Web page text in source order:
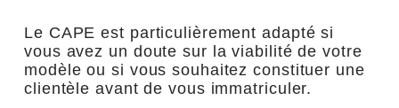
Le CAPE est particulièrement adapté si
vous avez un doute sur la viabilité de votre
modèle ou si vous souhaitez constituer une
clientèle avant de vous immatriculer.